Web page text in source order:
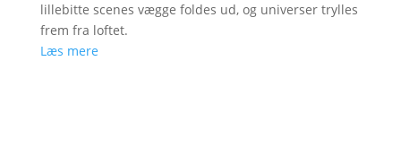
lillebitte scenes vægge foldes ud, og universer trylles
frem fra loftet.
Læs mere